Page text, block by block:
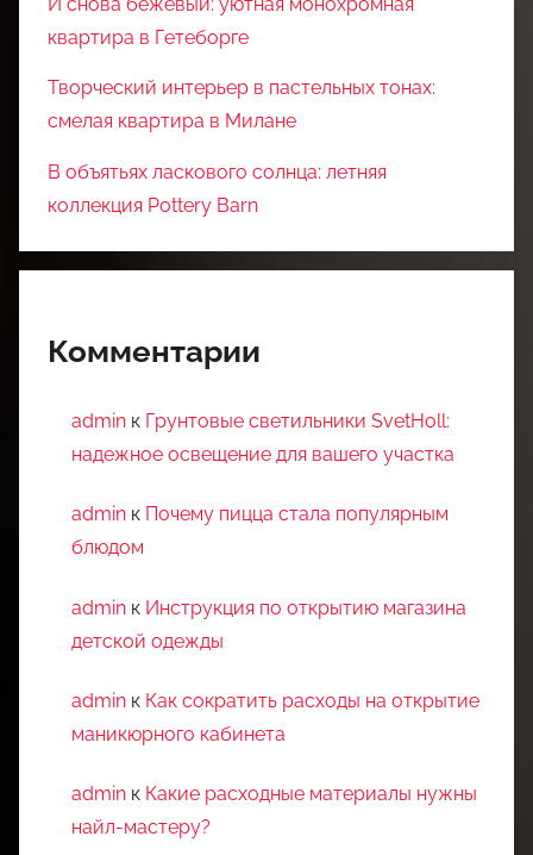
квартира в Гетеборге
Творческий интерьер в пастельных тонах:
смелая квартира в Милане
В объятьях ласкового солнца: летняя
коллекция Pottery Barn
Комментарии
admin к Грунтовые светильники SvetHoll:
надежное освещение для вашего участка
admin к Почему пицца стала популярным
блюдом
admin к Инструкция по открытию магазина
детской одежды
admin к Как сократить расходы на открытие
маникюрного кабинета
admin к Какие расходные материалы нужны
найл-мастеру?